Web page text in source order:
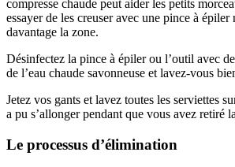
compresse chaude peut aider les petits
essayer de les creuser avec une pince à épiler
davantage la zone.
Désinfectez la pince à épiler ou l’outil avec
de l’eau chaude savonneuse et lavez-vous
Jetez vos gants et lavez toutes les serviettes
a pu s’allonger pendant que vous avez retiré
Le processus d’élimination